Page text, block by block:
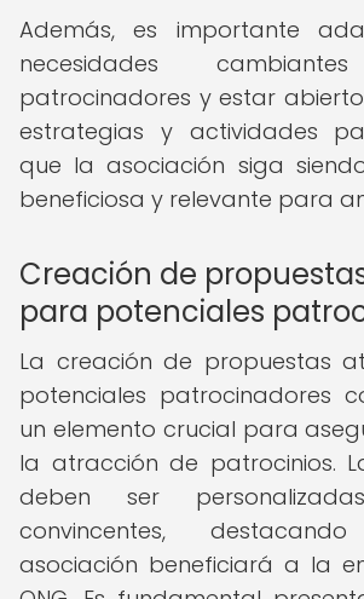
Además, es importante
necesidades
patrocinadores y estar
estrategias y actividades
que la asociación siga
beneficiosa y relevante para
Creación de
para potenciales
La creación de propuestas
potenciales patrocinadores
un elemento crucial para
la atracción de patrocinios.
deben ser
convincentes,
asociación beneficiará a la